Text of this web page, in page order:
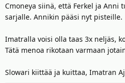
Cmoneya siinä, että Ferkel ja Anni
sarjalle. Annikin pääsi nyt pisteille.
Imatralla voisi olla taas 3x neljäs,
Tätä menoa rikotaan varmaan
Slowari kiittää ja kuittaa, Imatran